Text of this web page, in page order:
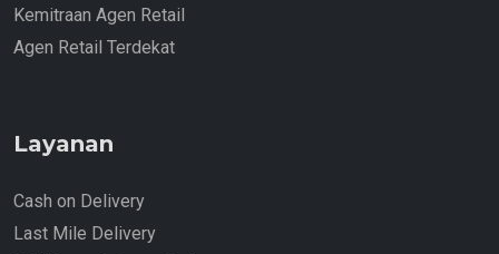
Kemitraan Agen Retail
Agen Retail Terdekat
Layanan
Cash on Delivery
Last Mile Delivery